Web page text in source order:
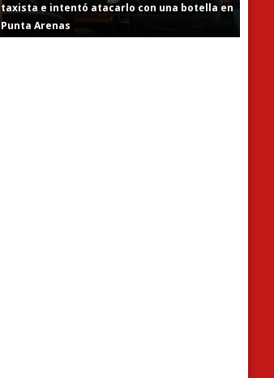
taxista e intentó atacarlo con una botella en
Punta Arenas